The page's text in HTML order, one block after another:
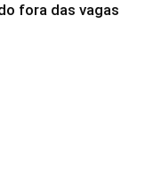
fora das vagas